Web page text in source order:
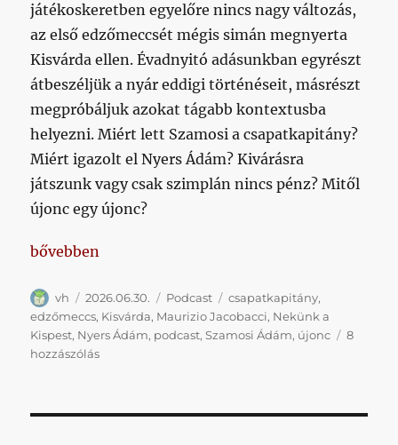
játékoskeretben egyelőre nincs nagy változás,
az első edzőmeccsét mégis simán megnyerta
Kisvárda ellen. Évadnyitó adásunkban egyrészt
átbeszéljük a nyár eddigi történéseit, másrészt
megpróbáljuk azokat tágabb kontextusba
helyezni. Miért lett Szamosi a csapatkapitány?
Miért igazolt el Nyers Ádám? Kivárásra
játszunk vagy csak szimplán nincs pénz? Mitől
újonc egy újonc?
„Nyári mindenféle, Nyers Ádám, újonc”
bővebben
Szerző
vh Közzétéve
2026.06.30. Kategória
Podcast Címke
csapatkapitány,
edzőmeccs, Kisvárda, Maurizio Jacobacci, Nekünk a
Kispest, Nyers Ádám, podcast,Szamosi Ádám, újonc
8
hozzászólásNyári